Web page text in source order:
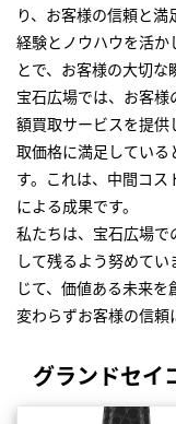
り、お客様の信頼と
経験とノウハウを活か
とで、お客様の大切な
宝石広場では、お客
額買取サービスを提供
取価格に満足してい
す。これは、中間コ
による成果です。
私たちは、宝石広場で
して残るよう努めて
じて、価値ある未来
変わらずお客様の信頼
グランドセイ